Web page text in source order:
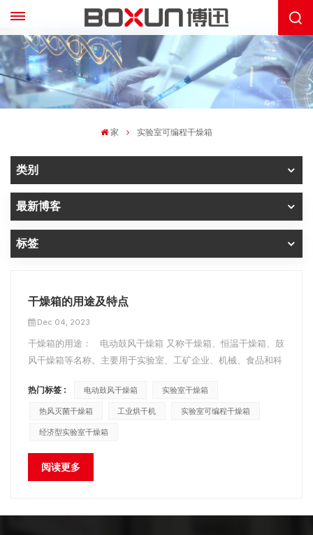
家 实验室可编程干燥箱
类别
最新博客
标签
干燥箱的用途及特点
Dec 04, 2023
干燥箱的用途： 电动鼓风干燥箱 又称干燥箱、恒温干燥箱、鼓
风干燥箱等名称。主要用于实验室、工矿企业、机械、食品和科
燃易爆物品不宜放入干燥箱内，以免引起爆炸。 GZX系列BXH系
列BXH系列 电动鼓风干燥箱主要特点： &nb...
热门标签 : 电动鼓风干燥箱 实验室干燥箱
热风灭菌干燥箱 工业烘干机 实验室可编程干燥箱
经济型实验室干燥箱
阅读更多